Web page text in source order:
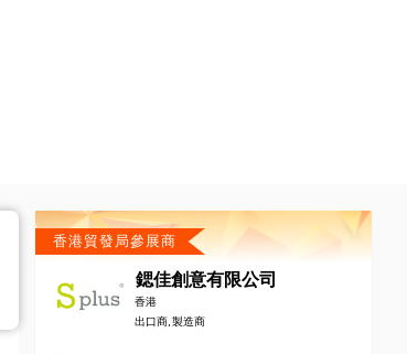
香港貿發局參展商
鍶佳創意有限公司
香港
出口商, 製造商